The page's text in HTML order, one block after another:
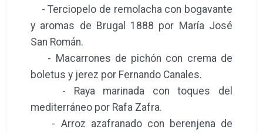
- Terciopelo de remolacha con bogavante
y aromas de Brugal 1888 por María José
San Román.
- Macarrones de pichón con crema de
boletus y jerez por Fernando Canales.
- Raya marinada con toques del
mediterráneo por Rafa Zafra.
- Arroz azafranado con berenjena de